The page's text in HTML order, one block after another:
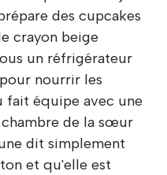
des cupcakes
crayon beige
un réfrigérateur
nourrir les
fait équipe avec une
chambre de la sœur
dit simplement
et qu'elle est